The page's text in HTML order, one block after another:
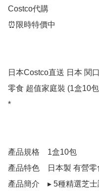
Costco代購
⏰限時特價中
日本Costco直送 日本 関
零食 超值家庭裝 (1盒10
*
產品規格	1盒10包
產品特色	日本製 有營零食 超值優惠裝
產品簡介	▸ 5種精選芝士調配：